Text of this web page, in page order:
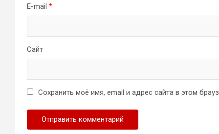
E-mail *
Сайт
Сохранить моё имя, email и адрес сайта в этом